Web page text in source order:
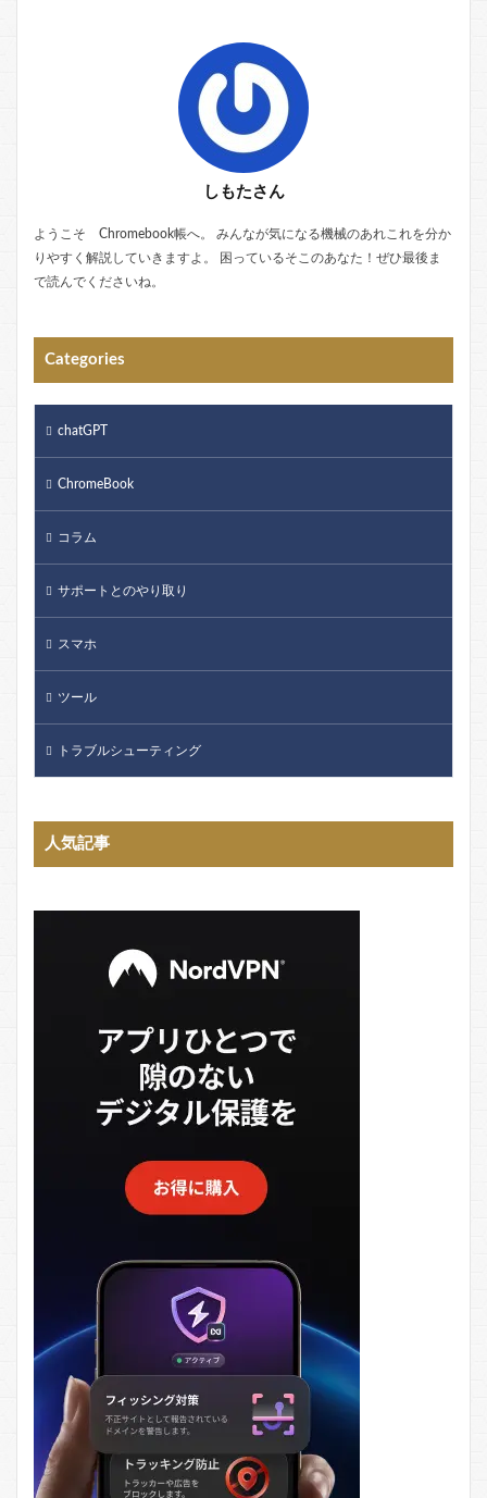
しもたさん
ようこそ Chromebook帳へ。 みんなが気になる機械のあれこれを分か
りやすく解説していきますよ。 困っているそこのあなた！ぜひ最後ま
で読んでくださいね。
Categories
chatGPT
ChromeBook
コラム
サポートとのやり取り
スマホ
ツール
トラブルシューティング
人気記事